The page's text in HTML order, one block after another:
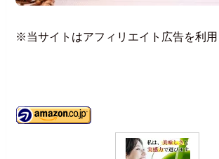
※当サイトはアフィリエイト広告を利